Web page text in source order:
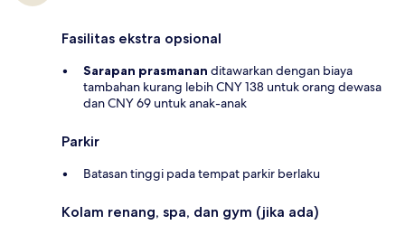
Fasilitas ekstra opsional
Sarapan prasmanan ditawarkan dengan biaya
tambahan kurang lebih CNY 138 untuk orang dewasa
dan CNY 69 untuk anak-anak
Parkir
Batasan tinggi pada tempat parkir berlaku
Kolam renang, spa, dan gym (jika ada)